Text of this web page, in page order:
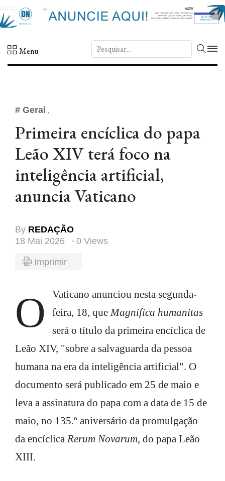
×
Menu DN.
# Geral
Primeira encíclica do papa
Leão XIV terá foco na
inteligência artificial,
anuncia Vaticano
By REDAÇÃO
18 Mai 2026
0 Views
Imprimir
O Vaticano anunciou nesta segunda- feira, 18, queMagnifica humanitas
será o título da primeira encíclica de
Leão XIV, "sobre a salvaguarda da pessoa
humana na era da inteligência artificial". O
documento será publicado em 25 de maio e
leva a assinatura do papa com a data de 15 de
maio, no 135.º aniversário da promulgação
da encíclica Rerum Novarum, do papa Leão
XIII.